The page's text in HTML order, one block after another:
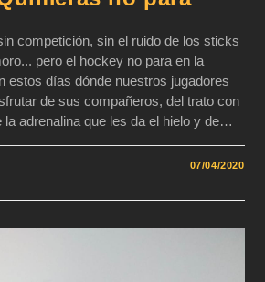
competición, sin el ruido de los sticks
pero el hockey no para en la
estos días dónde nuestros jugadores
de sus compañeros, del trato con
la adrenalina que les da el hielo y de…
07/04/2020